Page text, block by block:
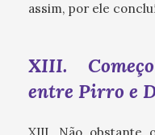
assim, por ele
XIII.
entre Pirro e